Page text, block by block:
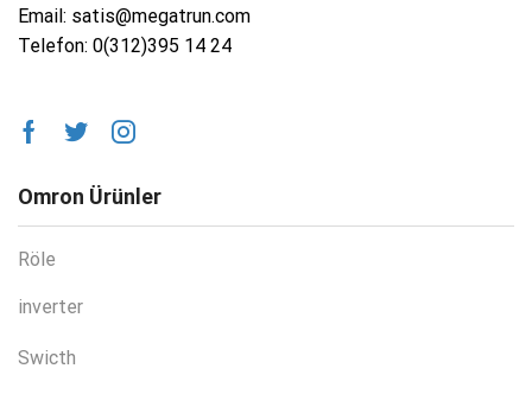
Email: satis@megatrun.com
Telefon: 0(312)395 14 24
Omron Ürünler
Röle
inverter
Swicth